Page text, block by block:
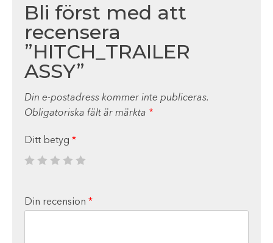
Bli först med att
recensera
”HITCH_TRAILER
ASSY”
Din e-postadress kommer inte publiceras.
Obligatoriska fält är märkta *
Ditt betyg *
Din recension *